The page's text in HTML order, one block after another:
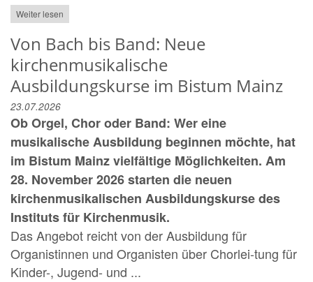
Weiter lesen
Von Bach bis Band: Neue
kirchenmusikalische
Ausbildungskurse im Bistum Mainz
23.07.2026
Ob Orgel, Chor oder Band: Wer eine
musikalische Ausbildung beginnen möchte, hat
im Bistum Mainz vielfältige Möglichkeiten. Am
28. November 2026 starten die neuen
kirchenmusikalischen Ausbildungskurse des
Instituts für Kirchenmusik.
Das Angebot reicht von der Ausbildung für
Organistinnen und Organisten über Chorlei-tung für
Kinder-, Jugend- und ...